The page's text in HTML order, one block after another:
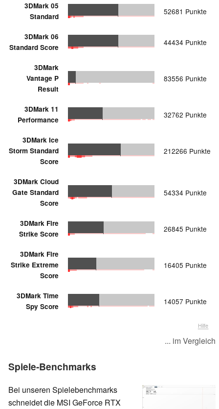
3DMark 05
Standard
52681 Punkte
3DMark 06
Standard Score
44434 Punkte
3DMark
Vantage P
Result
83556 Punkte
3DMark 11
Performance
32762 Punkte
3DMark Ice
Storm Standard
Score
212266 Punkte
3DMark Cloud
Gate Standard
Score
54334 Punkte
3DMark Fire
Strike Score
26845 Punkte
3DMark Fire
Strike Extreme
Score
16405 Punkte
3DMark Time
Spy Score
14057 Punkte
Hilfe
... im Vergleich
Spiele-Benchmarks
Bei unseren Spielebenchmarks
schneidet die MSI GeForce RTX